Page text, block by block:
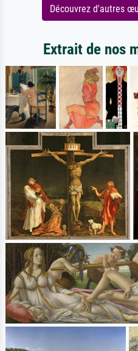
Découvrez d'autres
Extrait de nos